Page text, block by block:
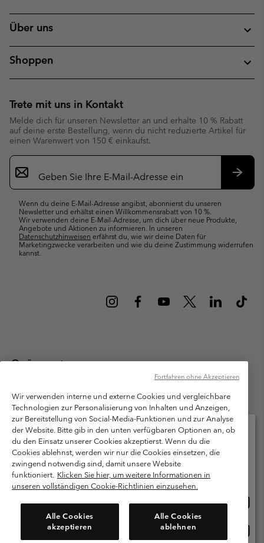
Über uns
Shoppen
Trete mit uns in Kontakt
Melde dich für unseren Newsletter an und erhalte 10 % Rabatt
auf deine erste Bestellung, wenn du nicht reduzierte Artikel für
einen Warenwert von 150 € einkaufst.
Newsletter-
Anmeldung
Wenn du deine E-Mail-Adresse angibst, abonnierst du unseren
Newsletter und erhältst einen Willkommensrabatt von 10 %.
Wir verwenden deine E-Mail-Adresse, um dich über neue Produkte,
Angebote und Aktionen zu informieren. In unseren
Datenschutzhinweisen erfährst du, wie wir deine Daten für
Marketingzwecke verarbeiten und wie du deine Zustimmung widerrufen
kannst.
Österreich
Columbia Sportswear Austria GmbH. Moosfeldstraße 1, 5101
Bergheim, Salzburg Österreich. Alle Rechte vorbehalten.
Nutzungsbedingungen
Allgemeine Verkaufsbedingungen
Garantie
Datenschutzerklärung
Bestimmungen und Bedingungen des Mitglieder Programms
Nutzungsbedingungen Für Nutzergenerierte Inhalte
Cookies
Kundenservice: Mo- Fr. 9:00 - 13:00 & 14:00- 18:00 Uhr
(+)43720880525
Wir verwenden interne und externe Cookies und vergleichbare
Technologien zur Personalisierung von Inhalten und Anzeigen,
zur Bereitstellung von Social-Media-Funktionen und zur Analyse
der Website. Bitte gib in den unten verfügbaren Optionen an, ob
du den Einsatz unserer Cookies akzeptierst. Wenn du die
Cookies ablehnst, werden wir nur die Cookies einsetzen, die
zwingend notwendig sind, damit unsere Website
funktioniert. Klicken Sie hier, um weitere Informationen in
unseren vollständigen Cookie-Richtlinien einzusehen.
Alle Cookies
akzeptieren
Alle Cookies
ablehnen
Fortfahren ohne Akzeptieren
Bitte wählen Sie Ihr Lieferland und Ihre Sprache
Online-Einkauf verfügbar
Österreich